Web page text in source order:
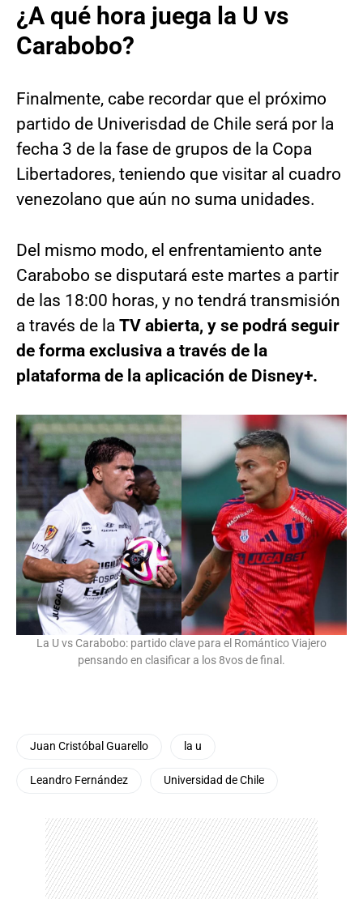
¿A qué hora juega la U vs
Carabobo?
Finalmente, cabe recordar que el próximo
partido de Univerisdad de Chile será por la
fecha 3 de la fase de grupos de la Copa
Libertadores, teniendo que visitar al cuadro
venezolano que aún no suma unidades.
Del mismo modo, el enfrentamiento ante
Carabobo se disputará este martes a partir
de las 18:00 horas, y no tendrá transmisión
a través de la TV abierta, y se podrá seguir
de forma exclusiva a través de la
plataforma de la aplicación de Disney+.
La U vs Carabobo: partido clave para el Romántico Viajero
pensando en clasificar a los 8vos de final.
Juan Cristóbal Guarello la u
Leandro Fernández Universidad de Chile